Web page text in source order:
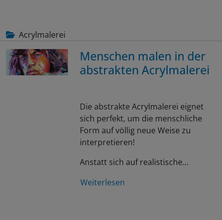
Acrylmalerei
Menschen malen in der
abstrakten Acrylmalerei
Die abstrakte Acrylmalerei eignet
sich perfekt, um die menschliche
Form auf völlig neue Weise zu
interpretieren!
Anstatt sich auf realistische…
Weiterlesen